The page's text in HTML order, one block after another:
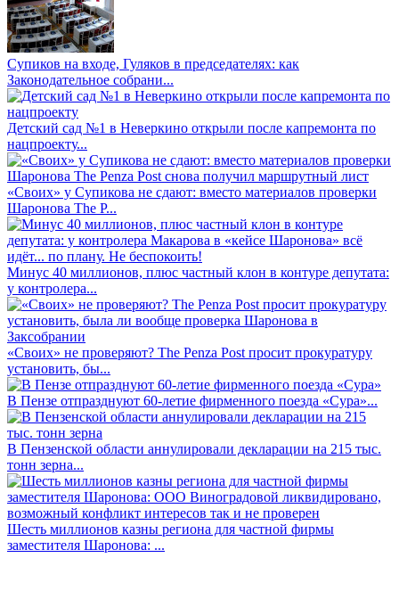
Супиков на входе, Гуляков в председателях: как
Законодательное собрани...
Детский сад №1 в Неверкино открыли после капремонта по
нацпроекту...
«Своих» у Супикова не сдают: вместо материалов проверки
Шаронова The P...
Минус 40 миллионов, плюс частный клон в контуре депутата:
у контролера...
«Своих» не проверяют? The Penza Post просит прокуратуру
установить, бы...
В Пензе отпразднуют 60-летие фирменного поезда «Сура»...
В Пензенской области аннулировали декларации на 215 тыс.
тонн зерна...
Шесть миллионов казны региона для частной фирмы
заместителя Шаронова: ...